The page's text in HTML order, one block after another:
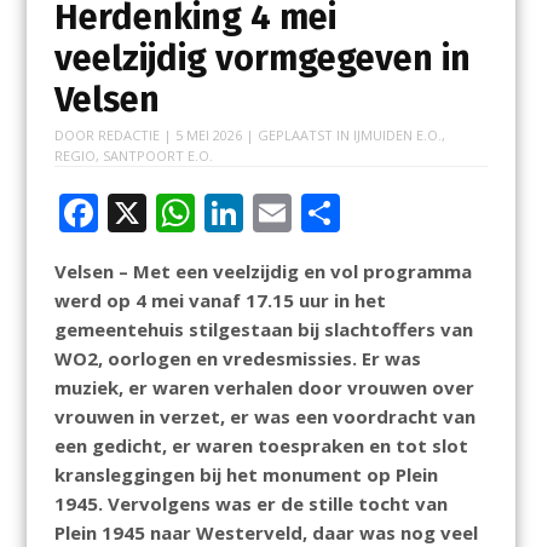
Herdenking 4 mei
veelzijdig vormgegeven in
Velsen
DOOR REDACTIE | 5 MEI 2026| GEPLAATST IN IJMUIDEN E.O. ,
REGIO, SANTPOORT E.O.
F
e
b
o
o
k
X W
at
s
A
p
p
Li
n
k
e
dI
n
E
ai
l
D
el
e
n
Velsen – Met een veelzijdig en vol programma
werd op 4 mei vanaf 17.15 uur in het
gemeentehuis stilgestaan bij slachtoffers van
WO2, oorlogen en vredesmissies. Er was
muziek, er waren verhalen door vrouwen over
vrouwen in verzet, er was een voordracht van
een gedicht, er waren toespraken en tot slot
kransleggingen bij het monument op Plein
1945. Vervolgens was er de stille tocht van
Plein 1945 naar Westerveld, daar was nog veel